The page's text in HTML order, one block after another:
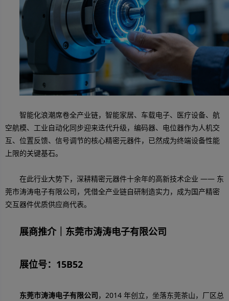
智能化浪潮席卷全产业链，智能家居、车载电子、医疗设备、航
空航模、工业自动化同步迎来迭代升级，编码器、电位器作为人机交
互、位置反馈、信号调节的核心精密元器件，已然成为终端设备性能
上限的关键基石。
在此行业大势下，深耕精密元器件十余年的高新技术企业 —— 东
莞市涛涛电子有限公司，凭借全产业链自研制造实力，成为国产精密
交互器件优质供应商代表。
展商推介｜东莞市涛涛电子有限公司
展位号：15B52
东莞市涛涛电子有限公司，2014 年创立，坐落东莞茶山，厂区总